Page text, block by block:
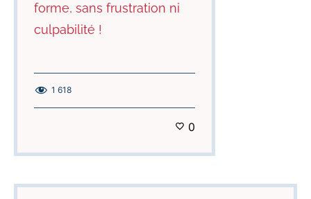
forme, sans frustration ni
culpabilité !
1 618
0